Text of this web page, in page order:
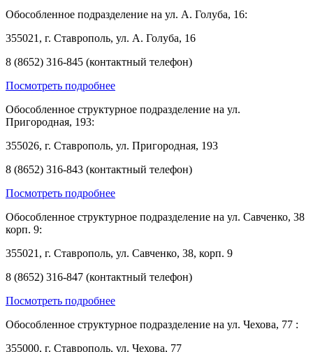
Обособленное подразделение на ул. А. Голуба, 16:
355021, г. Ставрополь, ул. А. Голуба, 16
8 (8652) 316-845 (контактный телефон)
Посмотреть подробнее
Обособленное структурное подразделение на ул.
Пригородная, 193:
355026, г. Ставрополь, ул. Пригородная, 193
8 (8652) 316-843 (контактный телефон)
Посмотреть подробнее
Обособленное структурное подразделение на ул. Савченко, 38
корп. 9:
355021, г. Ставрополь, ул. Савченко, 38, корп. 9
8 (8652) 316-847 (контактный телефон)
Посмотреть подробнее
Обособленное структурное подразделение на ул. Чехова, 77 :
355000, г. Ставрополь, ул. Чехова, 77